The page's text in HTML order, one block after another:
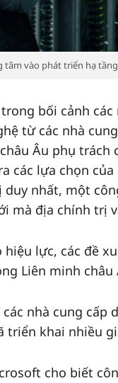
tâm vào phát triển hạ
bối cảnh các
từ các nhà
Âu phụ trách
các lựa chọn
nhất, một
mà địa chính trị
lực, các đề
Liên minh
nhà cung
triển khai nhiều
cho biết